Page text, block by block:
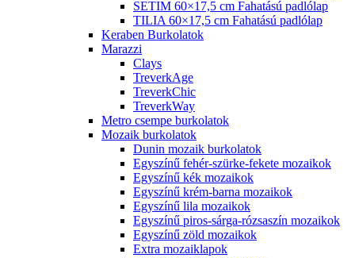
SETIM 60×17,5 cm Fahatású padlólap
TILIA 60×17,5 cm Fahatású padlólap
Keraben Burkolatok
Marazzi
Clays
TreverkAge
TreverkChic
TreverkWay
Metro csempe burkolatok
Mozaik burkolatok
Dunin mozaik burkolatok
Egyszínű fehér-szürke-fekete mozaikok
Egyszínű kék mozaikok
Egyszínű krém-barna mozaikok
Egyszínű lila mozaikok
Egyszínű piros-sárga-rózsaszín mozaikok
Egyszínű zöld mozaikok
Extra mozaiklapok